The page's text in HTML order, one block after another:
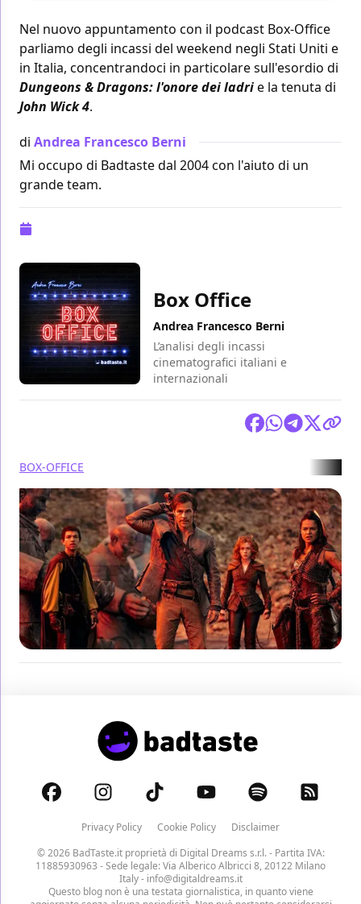
Nel nuovo appuntamento con il podcast Box-Office
parliamo degli incassi del weekend negli Stati Uniti e
in Italia, concentrandoci in particolare sull'esordio di
Dungeons & Dragons: l'onore dei ladrie la tenuta di
John Wick 4.
di Andrea Francesco Berni
Mi occupo di Badtaste dal 2004 con l'aiuto di un
grande team.
Box Office
Andrea Francesco Berni
L’analisi degli incassi
cinematografici italiani e
internazionali
BOX-OFFICE
Privacy Policy Cookie Policy
Disclaimer
© 2026 BadTaste.it proprietà di Digital Dreams s.r.l.- Partita IVA:
11885930963 - Sede legale: Via Alberico Albricci 8, 20122 Milano
Italy - info@digitaldreams.it
Questo blog non è una testata giornalistica, in quanto viene